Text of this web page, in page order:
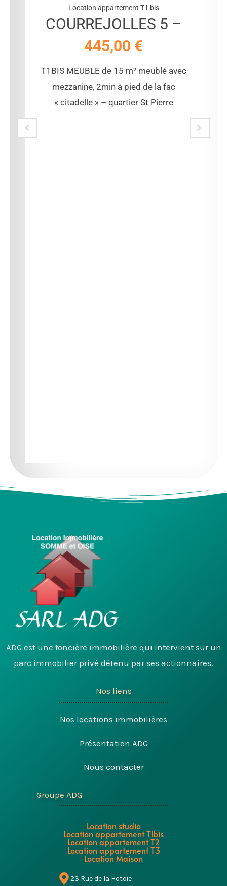
Location appartement T1 bis
COURREJOLLES 5 –
445,00 €
T1BIS MEUBLE de 15 m² meublé avec
mezzanine, 2min à pied de la fac
« citadelle » – quartier St Pierre
ADG est une foncière immobilière qui intervient sur un
parc immobilier privé détenu par ses actionnaires.
Nos liens
Nos locations immobilières
Présentation ADG
Nous contacter
Groupe ADG
Location studio
Location appartement T1bis
Location appartement T2
Location appartement T3
Location Maison
23 Rue de la Hotoie